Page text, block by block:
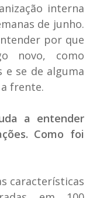
interna
de junho.
por que
novo, como
e se de alguma
frente.
a entender
Como foi
características